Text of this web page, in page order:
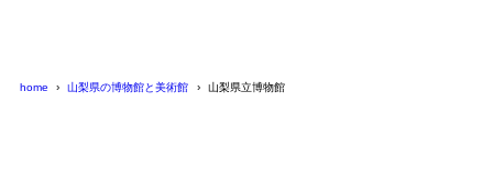
home 山梨県の博物館と美術館 山梨県立博物館